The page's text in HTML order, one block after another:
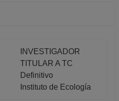
INVESTIGADOR
TITULAR A TC
Definitivo
Instituto de Ecología